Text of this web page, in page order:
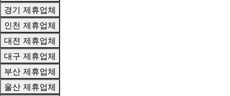
경기 제휴업체
인천 제휴업체
대전 제휴업체
대구 제휴업체
부산 제휴업체
울산 제휴업체